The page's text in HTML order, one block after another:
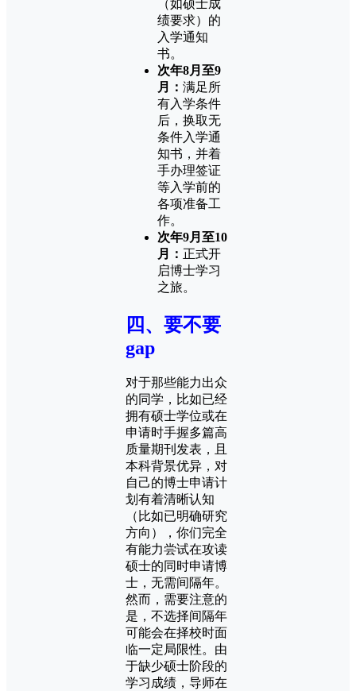
（如硕士成
绩要求）的
入学通知
书。
次年8月至9
月： 满足所
有入学条件
后，换取无
条件入学通
知书，并着
手办理签证
等入学前的
各项准备工
作。
次年9月至10
月： 正式开
启博士学习
之旅。
四、要不要
gap
对于那些能力出众
的同学，比如已经
拥有硕士学位或在
申请时手握多篇高
质量期刊发表，且
本科背景优异，对
自己的博士申请计
划有着清晰认知
（比如已明确研究
方向），你们完全
有能力尝试在攻读
硕士的同时申请博
士，无需间隔年。
然而，需要注意的
是，不选择间隔年
可能会在择校时面
临一定局限性。由
于缺少硕士阶段的
学习成绩，导师在